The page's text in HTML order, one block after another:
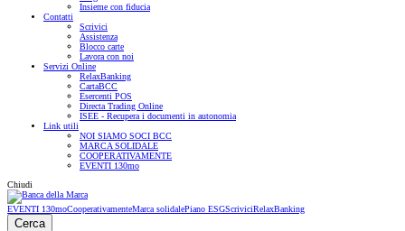
Insieme con fiducia
Contatti
Scrivici
Assistenza
Blocco carte
Lavora con noi
Servizi Online
RelaxBanking
CartaBCC
Esercenti POS
Directa Trading Online
ISEE - Recupera i documenti in autonomia
Link utili
NOI SIAMO SOCI BCC
MARCA SOLIDALE
COOPERATIVAMENTE
EVENTI 130mo
Chiudi
EVENTI 130moCooperativamenteMarca solidalePiano ESGScriviciRelaxBanking
Cerca